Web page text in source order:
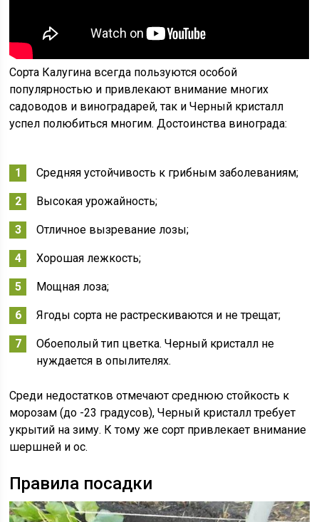
Сорта Калугина всегда пользуются особой
популярностью и привлекают внимание многих
садоводов и виноградарей, так и Черный кристалл
успел полюбиться многим. Достоинства винограда:
Средняя устойчивость к грибным заболеваниям;
Высокая урожайность;
Отличное вызревание лозы;
Хорошая лежкость;
Мощная лоза;
Ягоды сорта не растрескиваются и не трещат;
Обоеполый тип цветка. Черный кристалл не
нуждается в опылителях.
Среди недостатков отмечают среднюю стойкость к
морозам (до -23 градусов), Черный кристалл требует
укрытий на зиму. К тому же сорт привлекает внимание
шершней и ос.
Правила посадки